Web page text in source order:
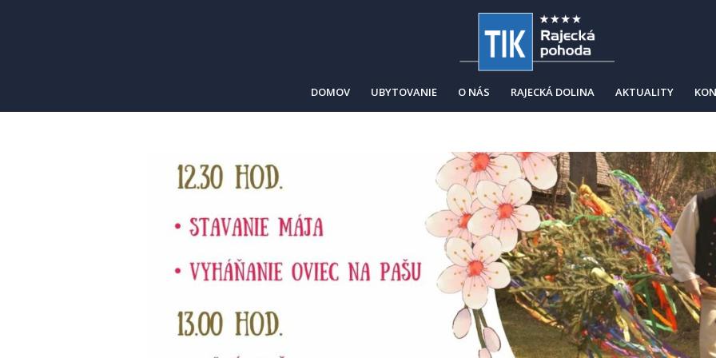
DOMOV UBYTOVANIE O NÁS RAJECKÁ DOLINA AKTUALITY